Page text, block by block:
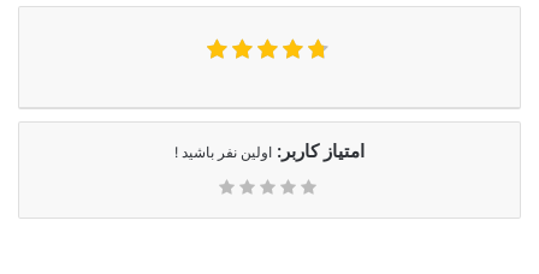
امتیاز کاربر: اولین نفر باشید !